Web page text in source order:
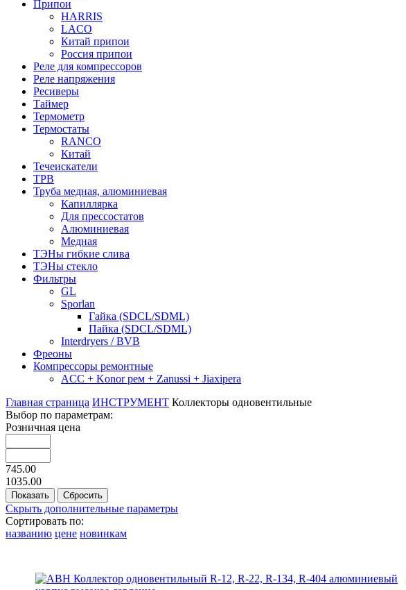
Припои
HARRIS
LACO
Китай припои
Россия припои
Реле для компрессоров
Реле напряжения
Ресиверы
Таймер
Термометр
Термостаты
RANCO
Китай
Течеискатели
ТРВ
Труба медная, алюминиевая
Капиллярка
Для прессостатов
Алюминиевая
Медная
ТЭНы гибкие слива
ТЭНы стекло
Фильтры
GL
Sporlan
Гайка (SDCL/SDML)
Пайка (SDCL/SDML)
Interdryers / BVB
Фреоны
Компрессоры ремонтные
ACC + Konor рем + Zanussi + Jiaxipera
Главная страница ИНСТРУМЕНТ Коллекторы одновентильные
Выбор по параметрам:
Розничная цена
745.00
1035.00
Скрыть дополнительные параметры
Сортировать по:
названию цене новинкам